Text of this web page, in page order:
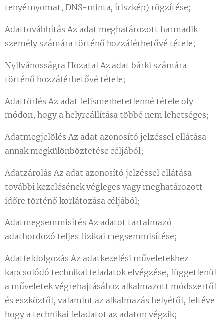
tenyérnyomat, DNS-minta, íriszkép) rögzítése;
Adattovábbítás Az adat meghatározott harmadik
személy számára történő hozzáférhetővé tétele;
Nyilvánosságra Hozatal Az adat bárki számára
történő hozzáférhetővé tétele;
Adattörlés Az adat felismerhetetlenné tétele oly
módon, hogy a helyreállítása többé nem lehetséges;
Adatmegjelölés Az adat azonosító jelzéssel ellátása
annak megkülönböztetése céljából;
Adatzárolás Az adat azonosító jelzéssel ellátása
további kezelésének végleges vagy meghatározott
időre történő korlátozása céljából;
Adatmegsemmisítés Az adatot tartalmazó
adathordozó teljes fizikai megsemmisítése;
Adatfeldolgozás Az adatkezelési műveletekhez
kapcsolódó technikai feladatok elvégzése, függetlenül
a műveletek végrehajtásához alkalmazott módszertől
és eszköztől, valamint az alkalmazás helyétől, feltéve
hogy a technikai feladatot az adaton végzik;